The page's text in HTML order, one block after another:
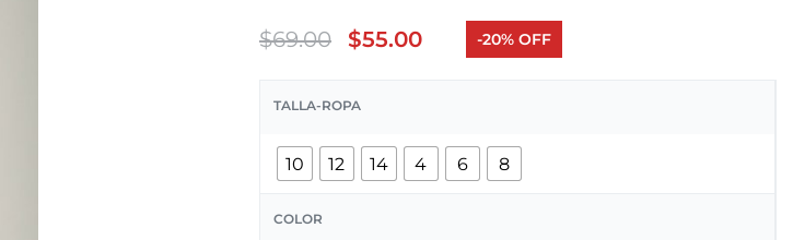
$69.00 $55.00 -20% OFF
TALLA-ROPA
10 12 14 4 6 8
COLOR